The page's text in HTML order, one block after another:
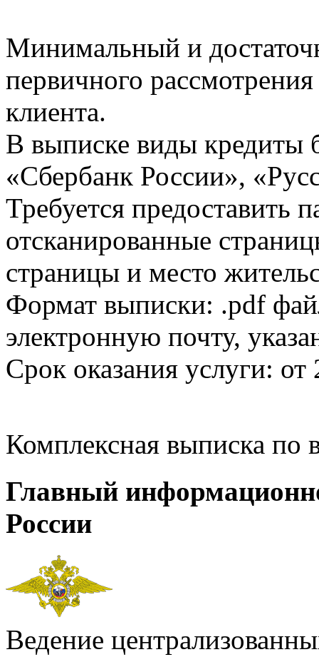
Минимальный и
первичного
клиента.
В выписке виды кредиты
«Сбербанк России»,
Требуется предоставить
отсканированные
страницы и место
Формат выписки: .pdf
электронную почту,
Срок оказания услуги: от
Комплексная выписка
Главный
России
Ведение